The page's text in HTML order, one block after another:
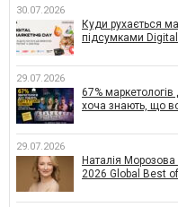
30.07.2026
Куди рухається
підсумками
29.07.2026
67%
хоча знають, що
29.07.2026
Наталія
2026 Global Best